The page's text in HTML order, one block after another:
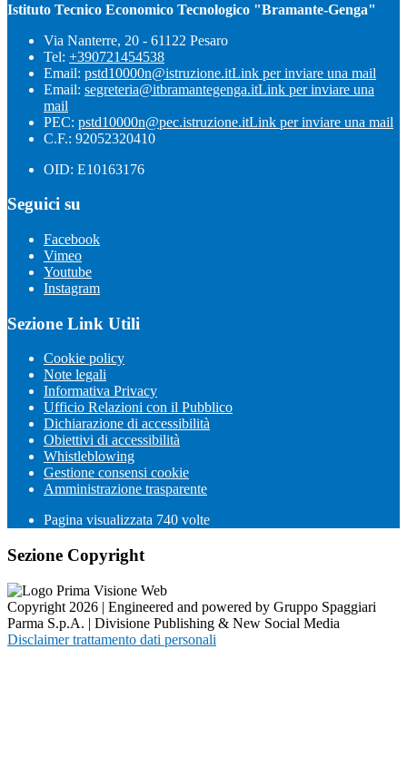
Istituto Tecnico Economico Tecnologico "Bramante-Genga"
Via Nanterre, 20 - 61122 Pesaro
Tel: +390721454538
Email: pstd10000n@istruzione.itLink per inviare una mail
Email: segreteria@itbramantegenga.itLink per inviare una
mail
PEC: pstd10000n@pec.istruzione.itLink per inviare una mail
C.F.: 92052320410
OID: E10163176
Seguici su
Facebook
Vimeo
Youtube
Instagram
Sezione Link Utili
Cookie policy
Note legali
Informativa Privacy
Ufficio Relazioni con il Pubblico
Dichiarazione di accessibilità
Obiettivi di accessibilità
Whistleblowing
Gestione consensi cookie
Amministrazione trasparente
Pagina visualizzata 740 volte
Sezione Copyright
Copyright 2026 | Engineered and powered by Gruppo Spaggiari
Parma S.p.A. | Divisione Publishing & New Social Media
Disclaimer trattamento dati personali